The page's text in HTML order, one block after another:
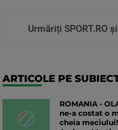
Urmăriți SPORT.RO
ARTICOLE PE
ROMANIA -
ne-a costat o
cheia